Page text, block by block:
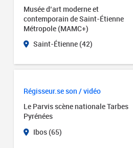
Musée d’art moderne et
contemporain de Saint-Étienne
Métropole (MAMC+)
Saint-Étienne (42)
Régisseur.se son / vidéo
Le Parvis scène nationale Tarbes
Pyrénées
Ibos (65)